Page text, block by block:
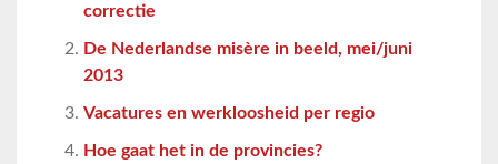
correctie
De Nederlandse misère in beeld, mei/juni
2013
Vacatures en werkloosheid per regio
Hoe gaat het in de provincies?